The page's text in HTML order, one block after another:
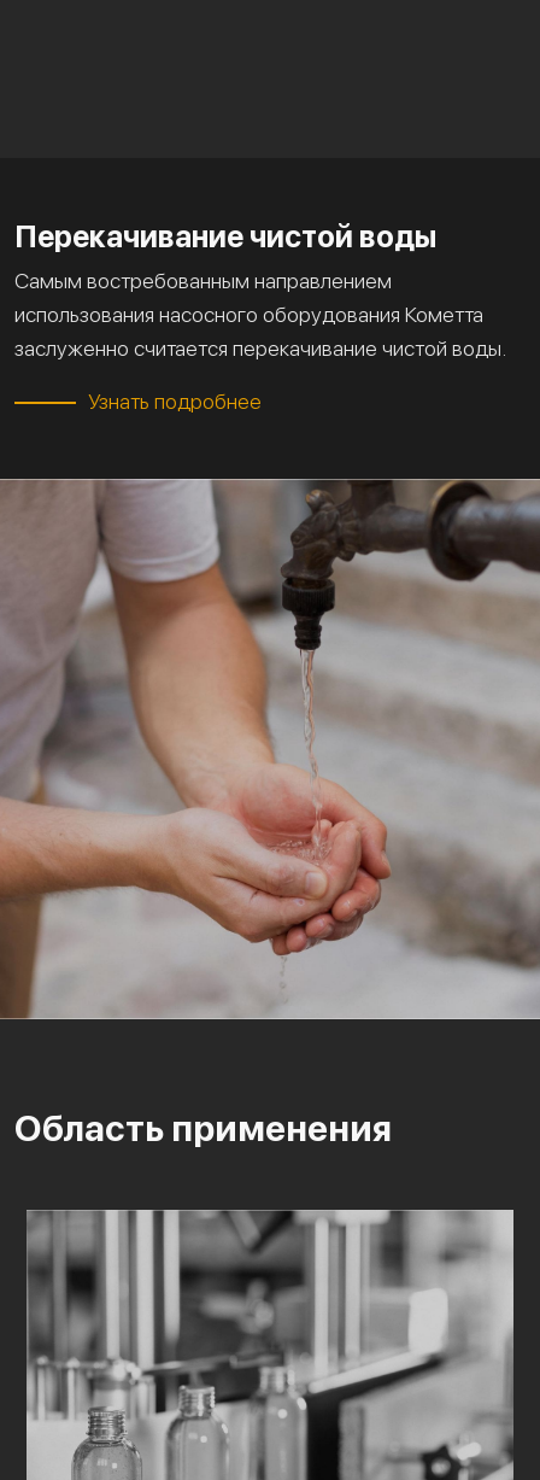
Перекачивание чистой воды
Самым востребованным направлением
использования насосного оборудования Кометта
заслуженно считается перекачивание чистой воды.
Узнать подробнее
Область применения